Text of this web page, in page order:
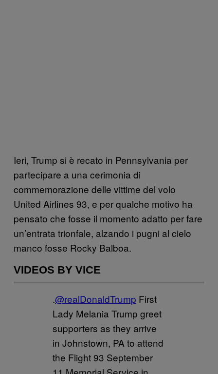
Ieri, Trump si è recato in Pennsylvania per
partecipare a una cerimonia di
commemorazione delle vittime del volo
United Airlines 93, e per qualche motivo ha
pensato che fosse il momento adatto per fare
un’entrata trionfale, alzando i pugni al cielo
manco fosse Rocky Balboa.
VIDEOS BY VICE
.@realDonaldTrump First
Lady Melania Trump greet
supporters as they arrive
in Johnstown, PA to attend
the Flight 93 September